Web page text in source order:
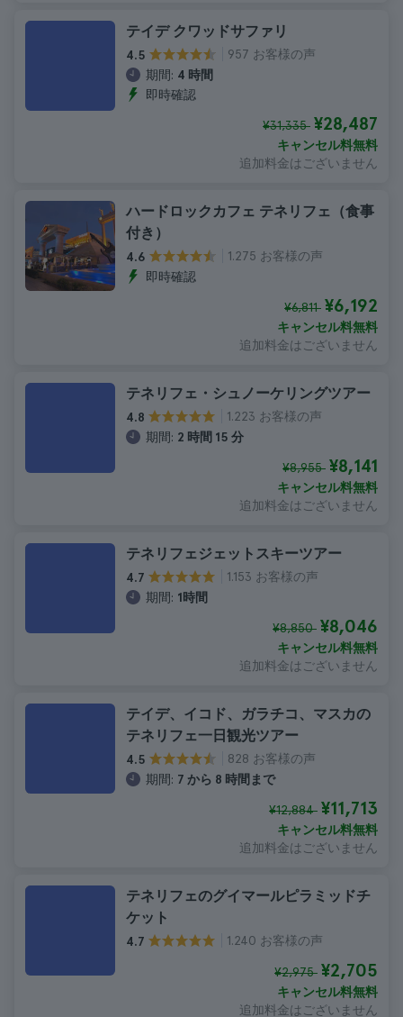
テイデ クワッドサファリ
4.5
957 お客様の声
期間: 4 時間
即時確認
¥31,335 ¥28,487
キャンセル料無料
追加料金はございません
ハードロックカフェ テネリフェ（食事
付き）
4.6
1.275 お客様の声
即時確認
¥6,811 ¥6,192
キャンセル料無料
追加料金はございません
テネリフェ・シュノーケリングツアー
4.8
1.223 お客様の声
期間: 2 時間 15 分
¥8,955 ¥8,141
キャンセル料無料
追加料金はございません
テネリフェジェットスキーツアー
4.7
1.153 お客様の声
期間: 1時間
¥8,850 ¥8,046
キャンセル料無料
追加料金はございません
テイデ、イコド、ガラチコ、マスカの
テネリフェ一日観光ツアー
4.5
828 お客様の声
期間: 7 から 8 時間まで
¥12,884 ¥11,713
キャンセル料無料
追加料金はございません
テネリフェのグイマールピラミッドチ
ケット
4.7 1.240 お客様の声
¥2,975 ¥2,705
キャンセル料無料
追加料金はございません